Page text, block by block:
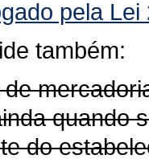
pela
também:
quando
do